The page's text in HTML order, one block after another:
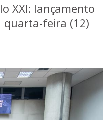
XXI: lançamento
quarta-feira (12)